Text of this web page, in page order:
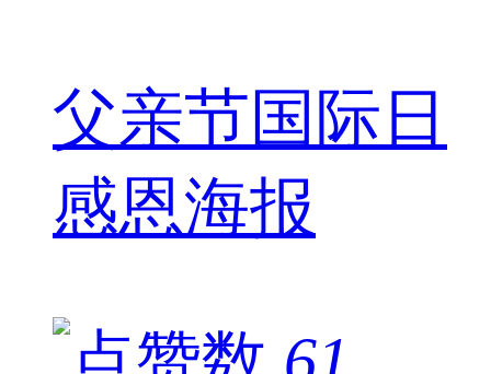
父亲节国际日
感恩海报